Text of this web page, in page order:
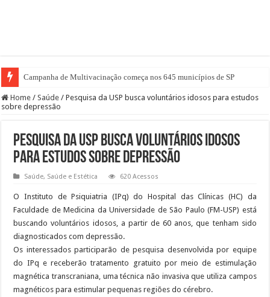
Campanha de Multivacinação começa nos 645 municípios de SP
Home / Saúde / Pesquisa da USP busca voluntários idosos para estudos
sobre depressão
Pesquisa da USP busca voluntários idosos
para estudos sobre depressão
Saúde, Saúde e Estética 620 Acessos
O Instituto de Psiquiatria (IPq) do Hospital das Clínicas (HC) da
Faculdade de Medicina da Universidade de São Paulo (FM-USP) está
buscando voluntários idosos, a partir de 60 anos, que tenham sido
diagnosticados com depressão.
Os interessados participarão de pesquisa desenvolvida por equipe
do IPq e receberão tratamento gratuito por meio de estimulação
magnética transcraniana, uma técnica não invasiva que utiliza campos
magnéticos para estimular pequenas regiões do cérebro.